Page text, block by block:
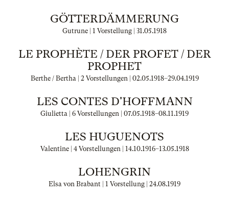
GÖTTERDÄMMERUNG
Gutrune | 1 Vorstellung | 31.05.1918
LE PROPHÈTE / DER PROFET / DER
PROPHET
Berthe / Bertha | 2 Vorstellungen | 02.05.1918–29.04.1919
LES CONTES D'HOFFMANN
Giulietta | 6 Vorstellungen | 07.05.1918–08.11.1919
LES HUGUENOTS
Valentine | 4 Vorstellungen | 14.10.1916–13.05.1918
LOHENGRIN
Elsa von Brabant | 1 Vorstellung | 24.08.1919